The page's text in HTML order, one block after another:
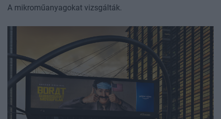
A mikroműanyagokat vizsgálták.